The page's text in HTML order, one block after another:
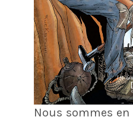
Nous sommes en